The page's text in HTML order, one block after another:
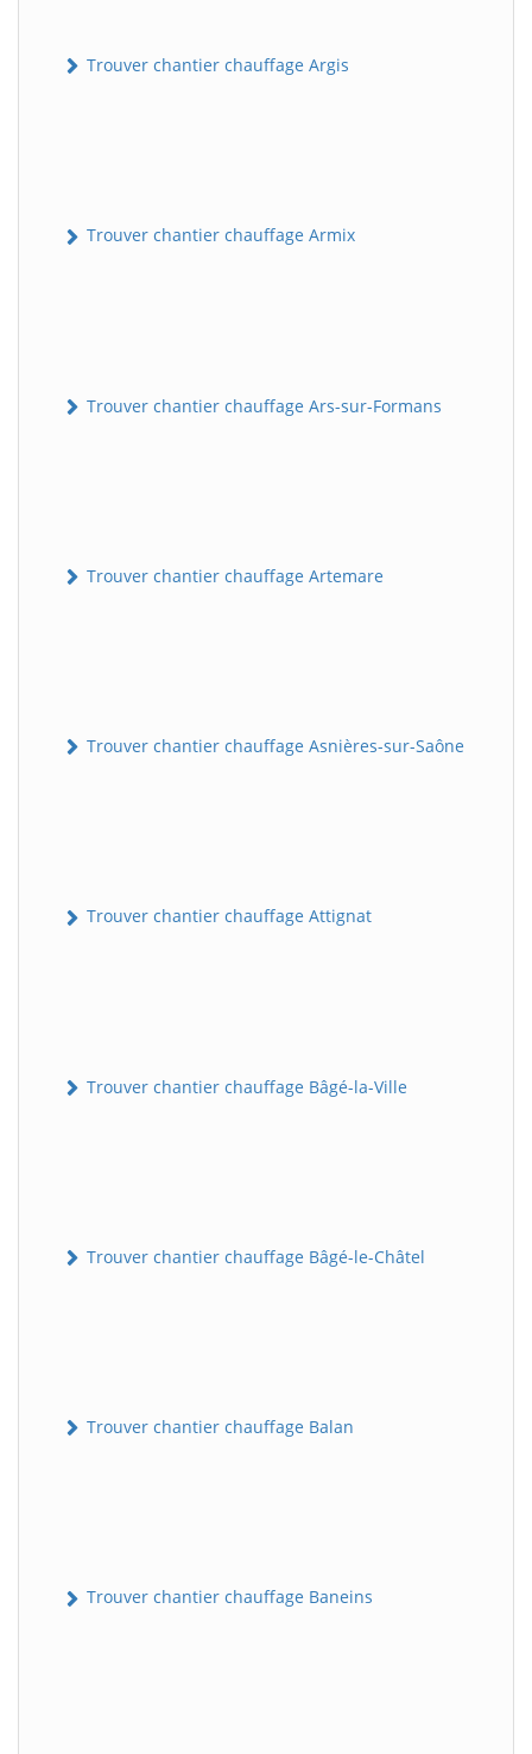
Trouver chantier chauffage Argis
Trouver chantier chauffage Armix
Trouver chantier chauffage Ars-sur-Formans
Trouver chantier chauffage Artemare
Trouver chantier chauffage Asnières-sur-Saône
Trouver chantier chauffage Attignat
Trouver chantier chauffage Bâgé-la-Ville
Trouver chantier chauffage Bâgé-le-Châtel
Trouver chantier chauffage Balan
Trouver chantier chauffage Baneins